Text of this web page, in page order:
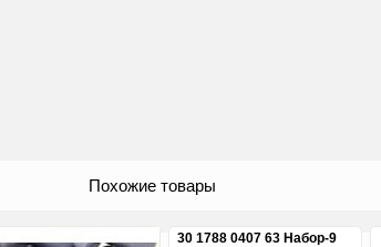
Похожие товары
30 1788 0407 63 Набор-9